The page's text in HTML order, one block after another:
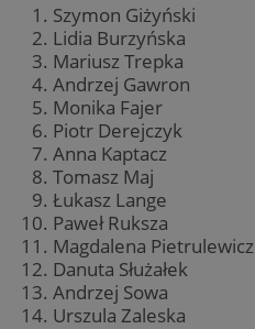
Szymon Giżyński
Lidia Burzyńska
Mariusz Trepka
Andrzej Gawron
Monika Fajer
Piotr Derejczyk
Anna Kaptacz
Tomasz Maj
Łukasz Lange
Paweł Ruksza
Magdalena Pietrulewicz
Danuta Służałek
Andrzej Sowa
Urszula Zaleska